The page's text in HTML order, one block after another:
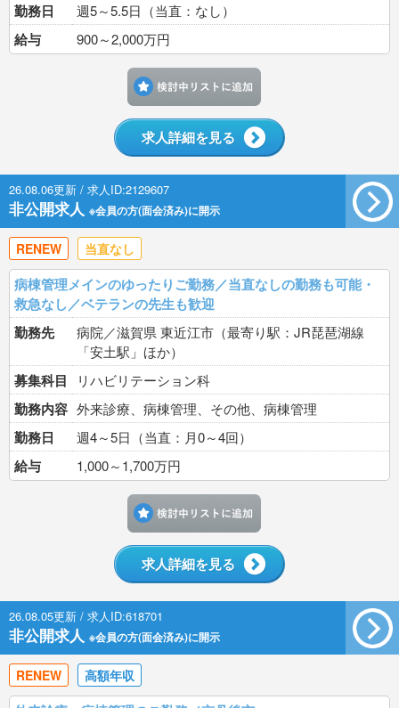
勤務日 週5～5.5日（当直：なし）
給与 900～2,000万円
求人詳細を見る
26.08.06更新 / 求人ID:2129607
非公開求人 ※会員の方(面会済み)に開示
RENEW 当直なし
病棟管理メインのゆったりご勤務／当直なしの勤務も可能・
救急なし／ベテランの先生も歓迎
勤務先
病院／滋賀県 東近江市（最寄り駅：JR琵琶湖線
「安土駅」ほか）
募集科目 リハビリテーション科
勤務内容 外来診療、病棟管理、その他、病棟管理
勤務日 週4～5日（当直：月0～4回）
給与 1,000～1,700万円
求人詳細を見る
26.08.05更新 / 求人ID:618701
非公開求人 ※会員の方(面会済み)に開示
RENEW 高額年収